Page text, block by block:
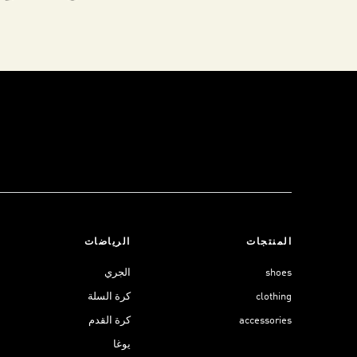
المنتجات
shoes
clothing
accessories
الرياضات
الجري
كرة السلة
كرة القدم
يوغا